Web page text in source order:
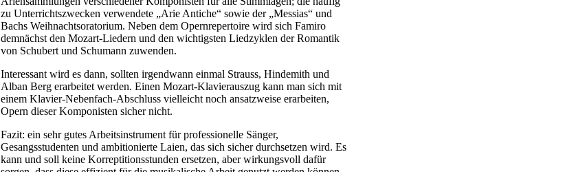
zu Unterrichtszwecken verwendete „Arie Antiche“ sowie der „Messias“ und
Bachs Weihnachtsoratorium. Neben dem Opernrepertoire wird sich Famiro
demnächst den Mozart-Liedern und den wichtigsten Liedzyklen der Romantik
von Schubert und Schumann zuwenden.
Interessant wird es dann, sollten irgendwann einmal Strauss, Hindemith und
Alban Berg erarbeitet werden. Einen Mozart-Klavierauszug kann man sich mit
einem Klavier-Nebenfach-Abschluss vielleicht noch ansatzweise erarbeiten,
Opern dieser Komponisten sicher nicht.
Fazit: ein sehr gutes Arbeitsinstrument für professionelle Sänger,
Gesangsstudenten und ambitionierte Laien, das sich sicher durchsetzen wird. Es
kann und soll keine Korreptitionsstunden ersetzen, aber wirkungsvoll dafür